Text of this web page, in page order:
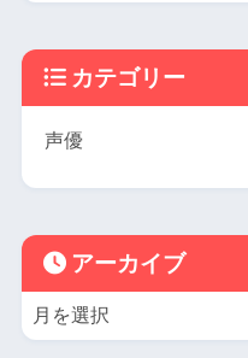
カテゴリー
アーカイブ